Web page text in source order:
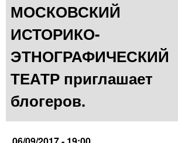
МОСКОВСКИЙ
ИСТОРИКО-
ЭТНОГРАФИЧЕСКИЙ
ТЕАТР приглашает
блогеров.